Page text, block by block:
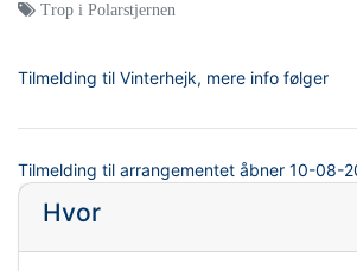
Trop i Polarstjernen
Tilmelding til Vinterhejk, mere info følger
Tilmelding til arrangementet åbner 10-08-
Hvor